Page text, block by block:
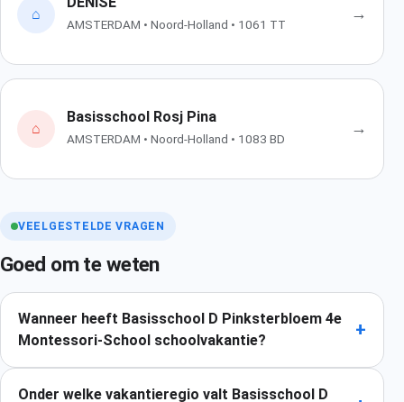
⌂
AMSTERDAM • Noord-Holland • 1061 TT
→
⌂
Basisschool Rosj Pina
AMSTERDAM • Noord-Holland • 1083 BD
→
VEELGESTELDE VRAGEN
Goed om te weten
Wanneer heeft Basisschool D Pinksterbloem 4e
Montessori-School schoolvakantie?
+
Onder welke vakantieregio valt Basisschool D